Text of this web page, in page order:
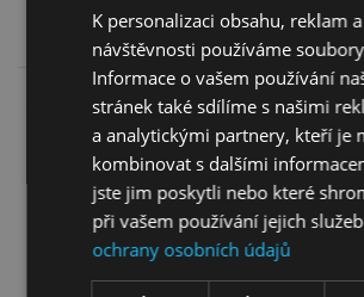
Více informací
Jídelní stůl Uran 1 bílý
K personalizaci obsahu, reklam
návštěvnosti používáme
Informace o vašem používání
stránek také sdílíme s našimi
a analytickými partnery, kteří je
kombinovat s dalšími
jste jim poskytli nebo které
při vašem používání jejich
ochrany osobních údajů